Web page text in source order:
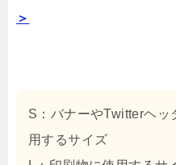
＞
S：バナーやTwitterヘッ
用するサイズ